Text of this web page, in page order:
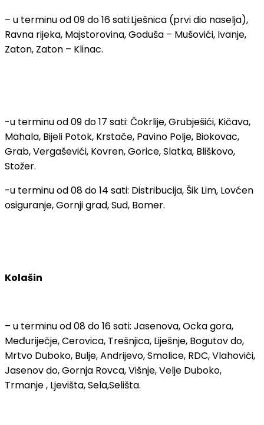
– u terminu od 09 do 16 sati:Lješnica (prvi dio naselja),
Ravna rijeka, Majstorovina, Goduša – Mušovići, Ivanje,
Zaton, Zaton – Klinac.
-u terminu od 09 do 17 sati: Čokrlije, Grubješići, Kičava,
Mahala, Bijeli Potok, Krstače, Pavino Polje, Biokovac,
Grab, Vergaševići, Kovren, Gorice, Slatka, Bliškovo,
Stožer.
-u terminu od 08 do 14 sati: Distribucija, Šik Lim, Lovćen
osiguranje, Gornji grad, Sud, Bomer.
Kolašin
– u terminu od 08 do 16 sati: Jasenova, Ocka gora,
Međuriječje, Cerovica, Trešnjica, Liješnje, Bogutov do,
Mrtvo Duboko, Bulje, Andrijevo, Smolice, RDC, Vlahovići,
Jasenov do, Gornja Rovca, Višnje, Velje Duboko,
Trmanje , Ljevišta, Sela,Selišta.